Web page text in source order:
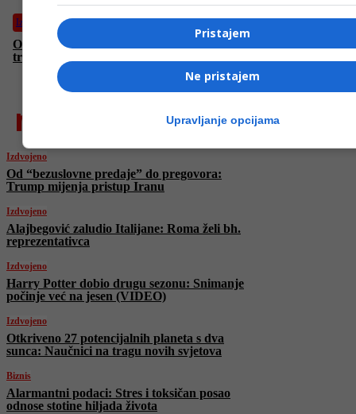
Izdvojeno
Otkriveno 27 potencijalnih planeta s dva sunca: Naučnici na
tragu novih svjetova
najnovije
Izdvojeno
Od “bezuslovne predaje” do pregovora:
Trump mijenja pristup Iranu
Izdvojeno
Alajbegović zaludio Italijane: Roma želi bh.
reprezentativca
Izdvojeno
Harry Potter dobio drugu sezonu: Snimanje
počinje već na jesen (VIDEO)
Izdvojeno
Otkriveno 27 potencijalnih planeta s dva
sunca: Naučnici na tragu novih svjetova
Biznis
Alarmantni podaci: Stres i toksičan posao
odnose stotine hiljada života
Pristajem
Ne pristajem
Upravljanje opcijama